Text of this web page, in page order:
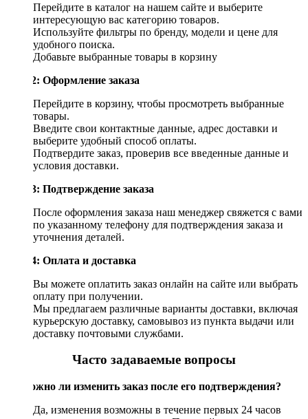
Перейдите в каталог на нашем сайте и выберите
интересующую вас категорию товаров.
Используйте фильтры по бренду, модели и цене для
удобного поиска.
Добавьте выбранные товары в корзину
Шаг 2: Оформление заказа
Перейдите в корзину, чтобы просмотреть выбранные
товары.
Введите свои контактные данные, адрес доставки и
выберите удобный способ оплаты.
Подтвердите заказ, проверив все введенные данные и
условия доставки.
Шаг 3: Подтверждение заказа
После оформления заказа наш менеджер свяжется с вами
по указанному телефону для подтверждения заказа и
уточнения деталей.
Шаг 4: Оплата и доставка
Вы можете оплатить заказ онлайн на сайте или выбрать
оплату при получении.
Мы предлагаем различные варианты доставки, включая
курьерскую доставку, самовывоз из пункта выдачи или
доставку почтовыми службами.
Часто задаваемые вопросы
Возможно ли изменить заказ после его подтверждения?
Да, изменения возможны в течение первых 24 часов